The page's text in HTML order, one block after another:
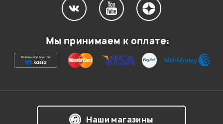
Мы принимаем к оплате:
Наши магазины